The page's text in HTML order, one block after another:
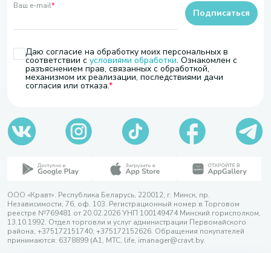
Ваш e-mail*
Даю согласие на обработку моих персональных в
соответствии с условиями обработки. Ознакомлен с
разъяснением прав, связанных с обработкой,
механизмом их реализации, последствиями дачи
согласия или отказа.
Подписаться
ООО «Кравт». Республика Беларусь, 220012, г. Минск, пр.
Независимости, 76, оф. 103. Регистрационный номер в Торговом
реестре №769481 от 20.02.2026 УНП 100149474 Минский горисполком,
13.10.1992. Отдел торговли и услуг администрации Первомайского
района, +375172151740; +375172152626. Обращения покупателей
принимаются: 6378899 (А1, МТС, life, imanager@cravt.by.